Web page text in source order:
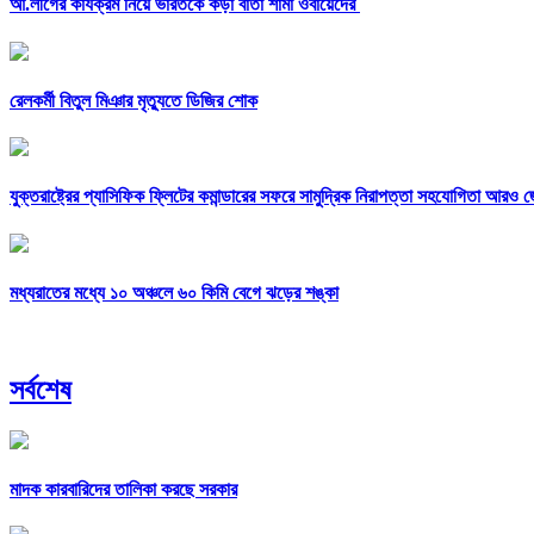
আ.লীগের কার্যক্রম নিয়ে ভারতকে কড়া বার্তা শামা ওবায়েদের
রেলকর্মী বিতুল মিঞার মৃত্যুতে ডিজির শোক
যুক্তরাষ্ট্রের প্যাসিফিক ফ্লিটের কমান্ডারের সফরে সামুদ্রিক নিরাপত্তা সহযোগিতা আরও
মধ্যরাতের মধ্যে ১০ অঞ্চলে ৬০ কিমি বেগে ঝড়ের শঙ্কা
সর্বশেষ
মাদক কারবারিদের তালিকা করছে সরকার